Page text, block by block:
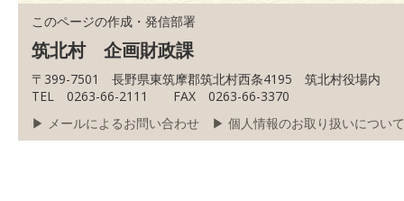
このページの作成・発信部署
筑北村 企画財政課
〒399-7501 長野県東筑摩郡筑北村西条4195 筑北村役場内
TEL 0263-66-2111 FAX 0263-66-3370
▶ メールによるお問い合わせ
▶ 個人情報のお取り扱いについて